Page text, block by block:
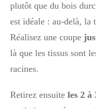
plutôt que du bois
est idéale : au-delà, la
Réalisez une coupe
là que les tissus sont
racines.
Retirez ensuite les 2 à